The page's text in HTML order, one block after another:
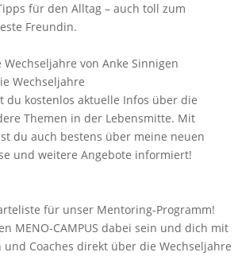
für den Alltag – auch toll zum
Freundin.
Wechseljahre
du kostenlos aktuelle Infos über die
Themen in der Lebensmitte. Mit
du auch bestens über meine neuen
und weitere Angebote informiert!
für unser Mentoring-Programm!
MENO-CAMPUS dabei sein und dich mit
Coaches direkt über die Wechseljahre